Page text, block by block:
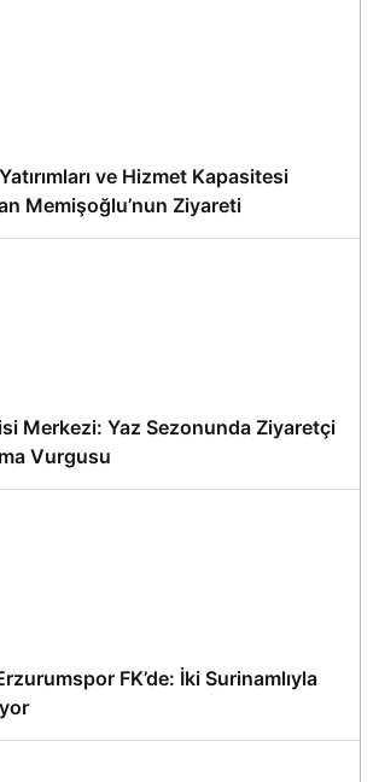
ve Hizmet Kapasitesi
Memişoğlu’nun Ziyareti
Merkezi: Yaz Sezonunda Ziyaretçi
Vurgusu
FK’de: İki Surinamlıyla